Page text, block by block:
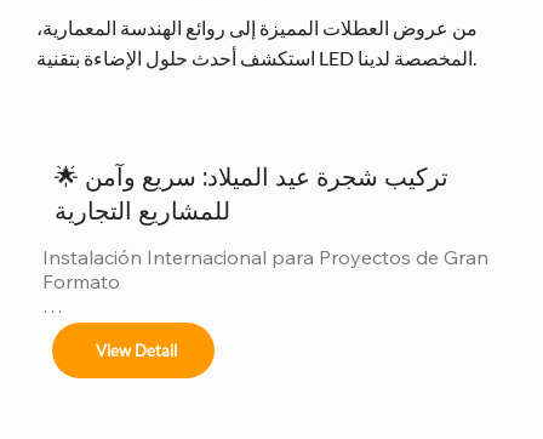
من عروض العطلات المميزة إلى روائع الهندسة المعمارية،
استكشف أحدث حلول الإضاءة بتقنية LED المخصصة لدينا.
🌟 تركيب شجرة عيد الميلاد: سريع وآمن
للمشاريع التجارية
Instalación Internacional para Proyectos de Gran
Formato
Ofrecemos servicios completos de instalación
para:
View Detail